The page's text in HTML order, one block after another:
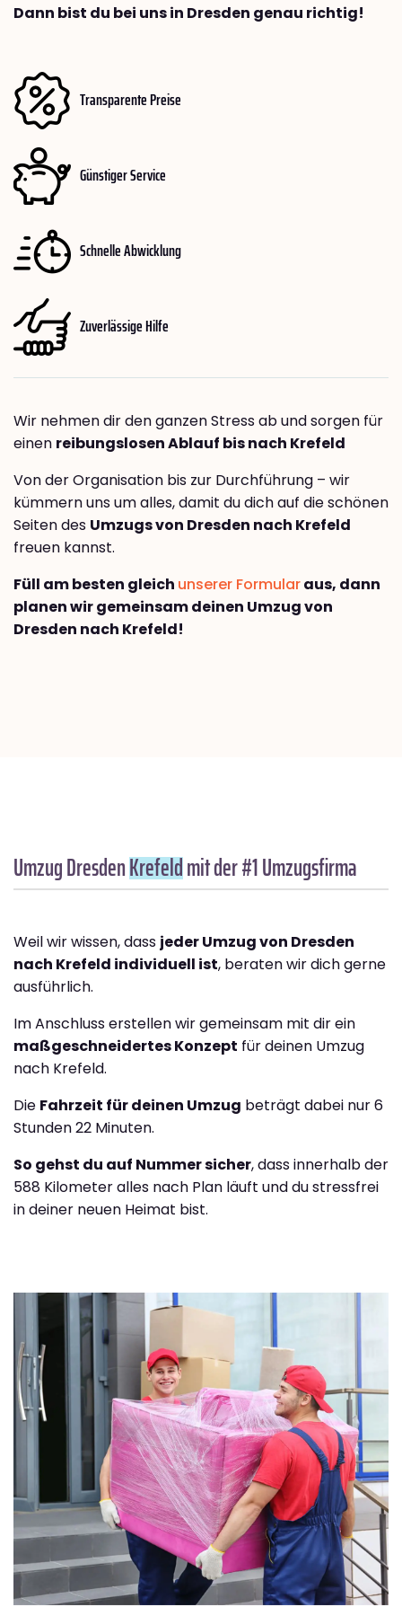
Dann bist du bei uns in Dresden genau richtig!
Transparente Preise
Günstiger Service
Schnelle Abwicklung
Zuverlässige Hilfe
Wir nehmen dir den ganzen Stress ab und sorgen für
einen reibungslosen Ablauf bis nach Krefeld
Von der Organisation bis zur Durchführung – wir
kümmern uns um alles, damit du dich auf die schönen
Seiten des Umzugs von Dresden nach Krefeld
freuen kannst.
Füll am besten gleich unserer Formularaus, dann
planen wir gemeinsam deinen Umzug von
Dresden nach Krefeld!
Umzug DresdenKrefeldmit der #1 Umzugsfirma
Weil wir wissen, dass jeder Umzug von Dresden
nach Krefeld individuell ist, beraten wir dich gerne
ausführlich.
Im Anschluss erstellen wir gemeinsam mit dir ein
maßgeschneidertes Konzept für deinen Umzug
nach Krefeld.
Die Fahrzeit für deinen Umzug beträgt dabei nur 6
Stunden 22 Minuten.
So gehst du auf Nummer sicher, dass innerhalb der
588 Kilometer alles nach Plan läuft und du stressfrei
in deiner neuen Heimat bist.